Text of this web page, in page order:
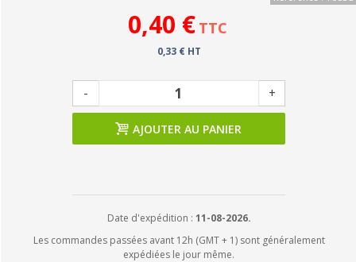
0,40 € TTC
0,33 € HT
- +
AJOUTER AU PANIER
Date d'expédition : 11-08-2026.
Les commandes passées avant 12h (GMT + 1) sont généralement
expédiées le jour même.